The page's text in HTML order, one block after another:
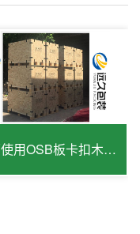
循环使用OSB板卡扣木箱出口免检